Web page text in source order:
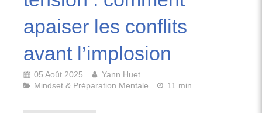
apaiser les conflits
avant l’implosion
05 Août 2025
Yann Huet
Mindset & Préparation Mentale
11 min.